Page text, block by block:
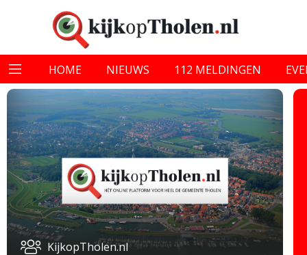
HOME NIEUWS 112 MELDINGEN
KijkopTholen.nl